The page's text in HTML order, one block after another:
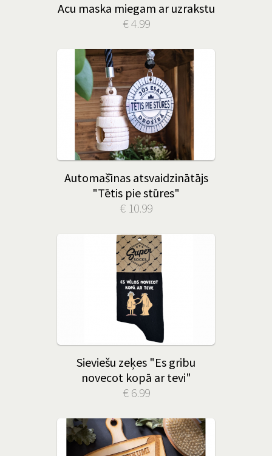
Acu maska miegam ar uzrakstu
€ 4.99
Automašīnas atsvaidzinātājs
"Tētis pie stūres"
€ 10.99
Sieviešu zeķes "Es gribu
novecot kopā ar tevi"
€ 6.99